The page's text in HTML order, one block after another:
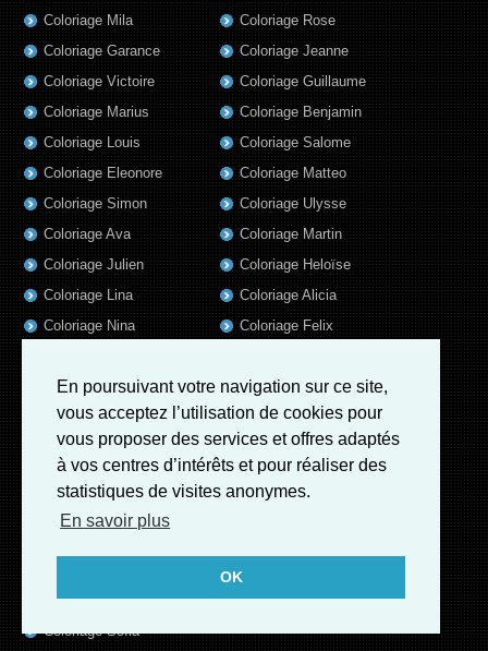
En poursuivant votre navigation sur ce site,
vous acceptez l’utilisation de cookies pour
vous proposer des services et offres adaptés
à vos centres d’intérêts et pour réaliser des
statistiques de visites anonymes.
En savoir plus
OK
Coloriage Mila
Coloriage Garance
Coloriage Victoire
Coloriage Marius
Coloriage Louis
Coloriage Eleonore
Coloriage Simon
Coloriage Ava
Coloriage Julien
Coloriage Lina
Coloriage Nina
Coloriage Noe
Coloriage William
Coloriage Rose
Coloriage Jeanne
Coloriage Guillaume
Coloriage Benjamin
Coloriage Salome
Coloriage Matteo
Coloriage Ulysse
Coloriage Martin
Coloriage Heloïse
Coloriage Alicia
Coloriage Felix
Coloriage Iris
Coloriage Ambre
Coloriage Charles
Coloriage Fatoumata
Coloriage Sofia